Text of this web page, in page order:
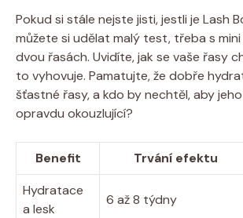
Pokud si stále nejste jisti, jestli je Lash
můžete si udělat malý test, třeba s
dvou řasách. Uvidíte, jak se vaše řasy
to vyhovuje. Pamatujte, že dobře
šťastné řasy, a kdo by nechtěl, aby
opravdu okouzlující?
Benefit Trvání efektu
Hydratace
a lesk
6 až 8 týdny